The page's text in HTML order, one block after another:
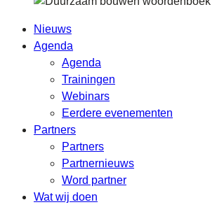
Nieuws
Agenda
Agenda
Trainingen
Webinars
Eerdere evenementen
Partners
Partners
Partnernieuws
Word partner
Wat wij doen